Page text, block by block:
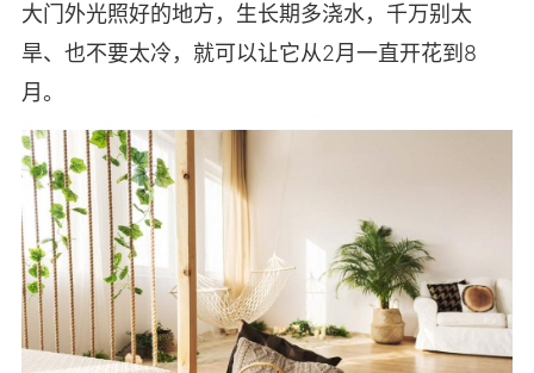
大门外光照好的地方，生长期多浇水，千万别太
旱、也不要太冷，就可以让它从2月一直开花到8
月。